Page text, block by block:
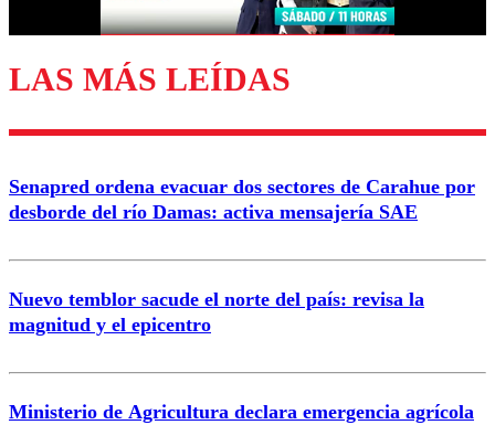
Enviar comentario
LAS MÁS LEÍDAS
Senapred ordena evacuar dos sectores de Carahue por
desborde del río Damas: activa mensajería SAE
Nuevo temblor sacude el norte del país: revisa la
magnitud y el epicentro
Ministerio de Agricultura declara emergencia agrícola